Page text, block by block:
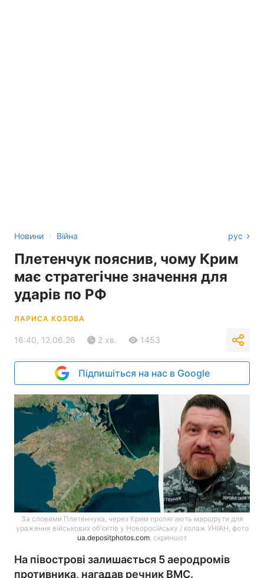
Новини › Війна рус
Плетенчук пояснив, чому Крим
має стратегічне значення для
ударів по РФ
ЛАРИСА КОЗОВА
16:40, 12.06.26 2 хв. 1453
Підпишіться на нас в Google
За словами Плетенчука, через Крим пролягають маршрути для
ураження військових об'єктів у Новоросійську / колаж УНІАН, фото
ua.depositphotos.com, скриншот
На півострові залишається 5 аеродромів
противника, нагадав речник ВМС.